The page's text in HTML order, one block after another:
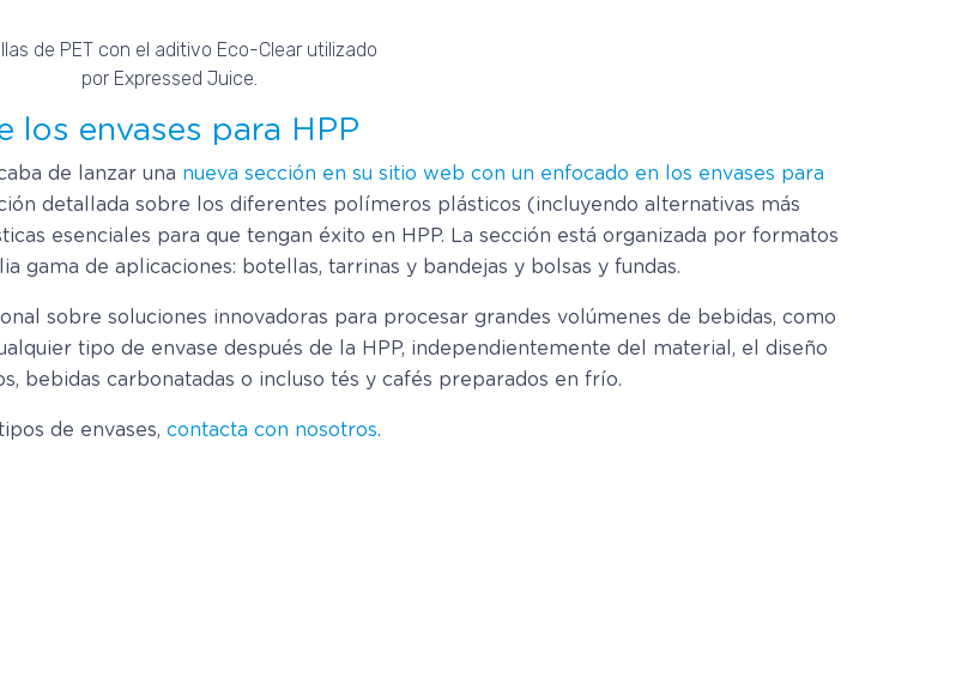
de PET con el aditivo Eco-Clear utilizado
por Expressed Juice.
los envases para HPP
de lanzar una nueva sección en su sitio web con un enfocado en los envases para
detallada sobre los diferentes polímeros plásticos (incluyendo alternativas más
esenciales para que tengan éxito en HPP. La sección está organizada por formatos
gama de aplicaciones: botellas, tarrinas y bandejas y bolsas y fundas.
sobre soluciones innovadoras para procesar grandes volúmenes de bebidas, como
tipo de envase después de la HPP, independientemente del material, el diseño
bebidas carbonatadas o incluso tés y cafés preparados en frío.
de envases, contacta con nosotros.